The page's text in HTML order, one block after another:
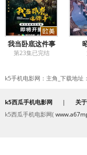
我当卧底这件事
第23集已完结
k5手机电影网：主角_下载地址：
k5西瓜手机电影网 | 关
k5西瓜手机电影网(